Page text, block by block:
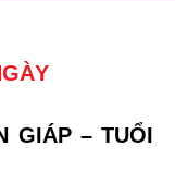
GIÁP – TUỔI